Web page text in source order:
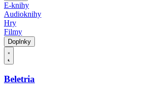
E-knihy
Audioknihy
Hry
Filmy
Doplnky
Beletria